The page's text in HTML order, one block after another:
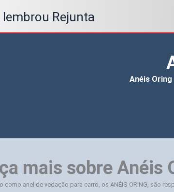
Rejunta
Anéis
mais sobre Anéis
como anel de vedação para carro, os ANÉIS ORING, são